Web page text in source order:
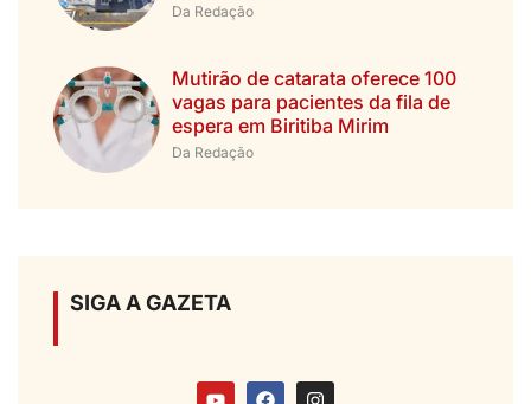
Da Redação
Mutirão de catarata oferece 100
vagas para pacientes da fila de
espera em Biritiba Mirim
Da Redação
SIGA A GAZETA